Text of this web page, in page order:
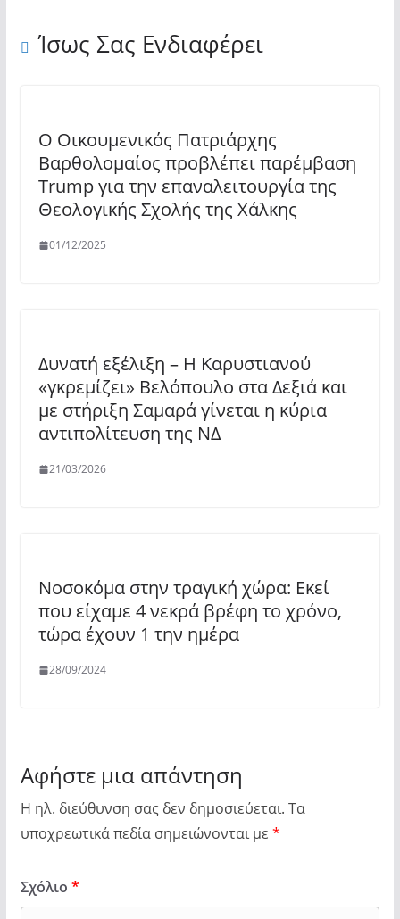
Ίσως Σας Ενδιαφέρει
Ο Οικουμενικός Πατριάρχης
Βαρθολομαίος προβλέπει παρέμβαση
Trump για την επαναλειτουργία της
Θεολογικής Σχολής της Χάλκης
01/12/2025
Δυνατή εξέλιξη – Η Καρυστιανού
«γκρεμίζει» Βελόπουλο στα Δεξιά και
με στήριξη Σαμαρά γίνεται η κύρια
αντιπολίτευση της ΝΔ
21/03/2026
Νοσοκόμα στην τραγική χώρα: Εκεί
που είχαμε 4 νεκρά βρέφη το χρόνο,
τώρα έχουν 1 την ημέρα
28/09/2024
Αφήστε μια απάντηση
Η ηλ. διεύθυνση σας δεν δημοσιεύεται. Τα
υποχρεωτικά πεδία σημειώνονται με *
Σχόλιο *